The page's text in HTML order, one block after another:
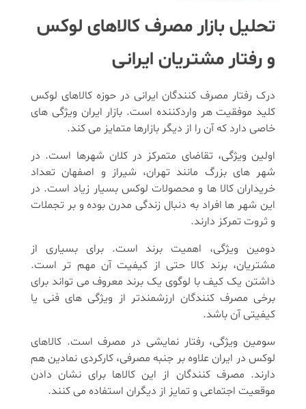
تحلیل بازار مصرف کالاهای لوکس
و رفتار مشتریان ایرانی
درک رفتار مصرف کنندگان ایرانی در حوزه کالاهای لوکس
کلید موفقیت هر واردکننده است. بازار ایران ویژگی های
خاصی دارد که آن را از دیگر بازارها متمایز می کند.
اولین ویژگی، تقاضای متمرکز در کلان شهرها است. در
شهر های بزرگ مانند تهران، شیراز و اصفهان تعداد
خریداران کالا ها و محصولات لوکس بسیار زیاد است. در
این شهر ها افراد به دنبال زندگی مدرن بوده و بر تجملات
و ثروت تمرکز دارند.
دومین ویژگی، اهمیت برند است. برای بسیاری از
مشتریان، برند کالا حتی از کیفیت آن مهم تر است.
داشتن یک کیف با لوگوی یک برند معروف می تواند برای
برخی مصرف کنندگان ارزشمندتر از ویژگی های فنی یا
کیفیتی آن باشد.
سومین ویژگی، رفتار نمایشی در مصرف است. کالاهای
لوکس در ایران علاوه بر جنبه مصرفی، کارکردی نمادین هم
دارند. مصرف کنندگان از این کالاها برای نشان دادن
موقعیت اجتماعی و تمایز از دیگران استفاده می کنند.